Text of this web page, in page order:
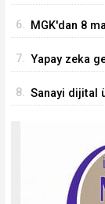
6. MGK'dan 8
7. Yapay zeka
8. Sanayi dijital